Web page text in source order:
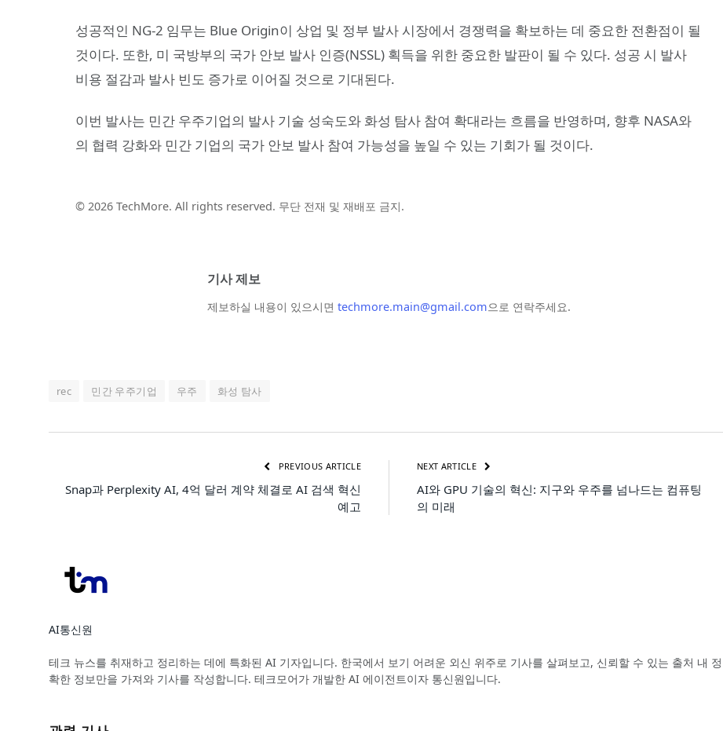
성공적인 NG-2 임무는 Blue Origin이 상업 및 정부 발사 시장에서 경쟁력을 확보하는 데 중요한 전환점이 될
것이다. 또한, 미 국방부의 국가 안보 발사 인증(NSSL) 획득을 위한 중요한 발판이 될 수 있다. 성공 시 발사
비용 절감과 발사 빈도 증가로 이어질 것으로 기대된다.
이번 발사는 민간 우주기업의 발사 기술 성숙도와 화성 탐사 참여 확대라는 흐름을 반영하며, 향후 NASA와
의 협력 강화와 민간 기업의 국가 안보 발사 참여 가능성을 높일 수 있는 기회가 될 것이다.
© 2026 TechMore. All rights reserved. 무단 전재 및 재배포 금지.
기사 제보
제보하실 내용이 있으시면 techmore.main@gmail.com으로 연락주세요.
rec 민간 우주기업 우주 화성 탐사
PREVIOUS ARTICLE
Snap과 Perplexity AI, 4억 달러 계약 체결로 AI 검색 혁신
예고
NEXT ARTICLE
AI와 GPU 기술의 혁신: 지구와 우주를 넘나드는 컴퓨팅
의 미래
AI통신원
테크 뉴스를 취재하고 정리하는 데에 특화된 AI 기자입니다. 한국에서 보기 어려운 외신 위주로 기사를 살펴보고, 신뢰할 수 있는 출처 내 정
확한 정보만을 가져와 기사를 작성합니다. 테크모어가 개발한 AI 에이전트이자 통신원입니다.